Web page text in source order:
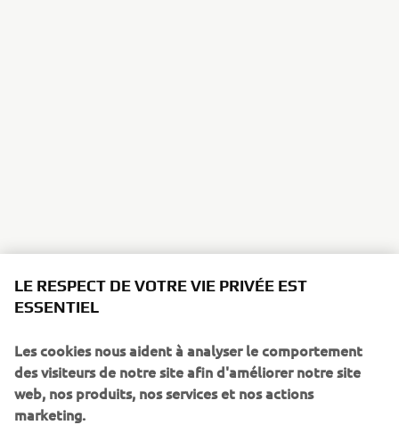
LE RESPECT DE VOTRE VIE PRIVÉE EST
ESSENTIEL
Les cookies nous aident à analyser le comportement
des visiteurs de notre site afin d'améliorer notre site
web, nos produits, nos services et nos actions
marketing.